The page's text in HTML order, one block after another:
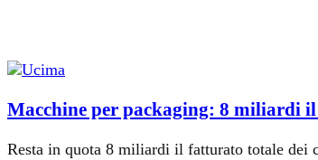
Macchine per packaging: 8 miliardi
Resta in quota 8 miliardi il fatturato totale dei